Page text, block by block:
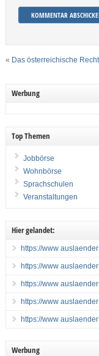
« Das österreichische
Werbung
Top Themen
Jobbörse
Wohnbörse
Sprachschulen
Veranstaltungen
Hier gelandet:
https://www
https://www
https://www
https://www
https://www
Werbung